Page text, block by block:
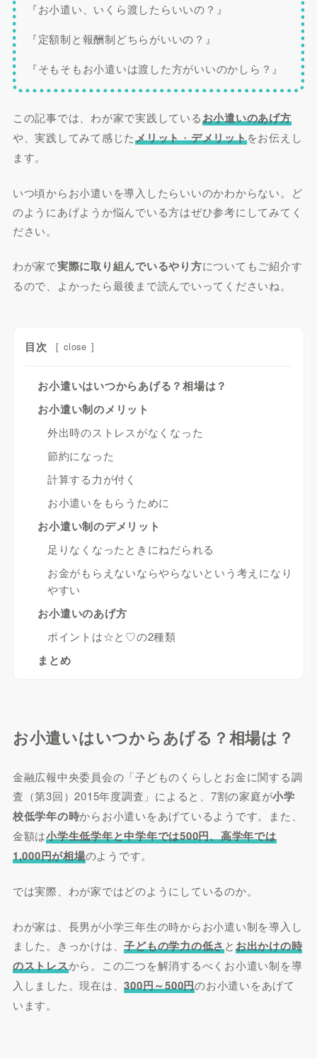
『お小遣い、いくら渡したらいいの？』
『定額制と報酬制どちらがいいの？』
『そもそもお小遣いは渡した方がいいのかしら？』
この記事では、わが家で実践しているお小遣いのあげ方
や、実践してみて感じたメリット・デメリットをお伝えし
ます。
いつ頃からお小遣いを導入したらいいのかわからない。ど
のようにあげようか悩んでいる方はぜひ参考にしてみてく
ださい。
わが家で実際に取り組んでいるやり方についてもご紹介す
るので、よかったら最後まで読んでいってくださいね。
目次 [ close ]
お小遣いはいつからあげる？相場は？
お小遣い制のメリット
外出時のストレスがなくなった
節約になった
計算する力が付く
お小遣いをもらうために
お小遣い制のデメリット
足りなくなったときにねだられる
お金がもらえないならやらないという考えになり
やすい
お小遣いのあげ方
ポイントは☆と♡の2種類
まとめ
お小遣いはいつからあげる？相場は？
金融広報中央委員会の「子どものくらしとお金に関する調
査（第3回）2015年度調査」によると、7割の家庭が小学
校低学年の時からお小遣いをあげているようです。また、
金額は小学生低学年と中学年では500円、高学年では
1,000円が相場のようです。
では実際、わが家ではどのようにしているのか。
わが家は、長男が小学三年生の時からお小遣い制を導入し
ました。きっかけは、子どもの学力の低さとお出かけの時
のストレスから。この二つを解消するべくお小遣い制を導
入しました。現在は、300円～500円のお小遣いをあげて
います。